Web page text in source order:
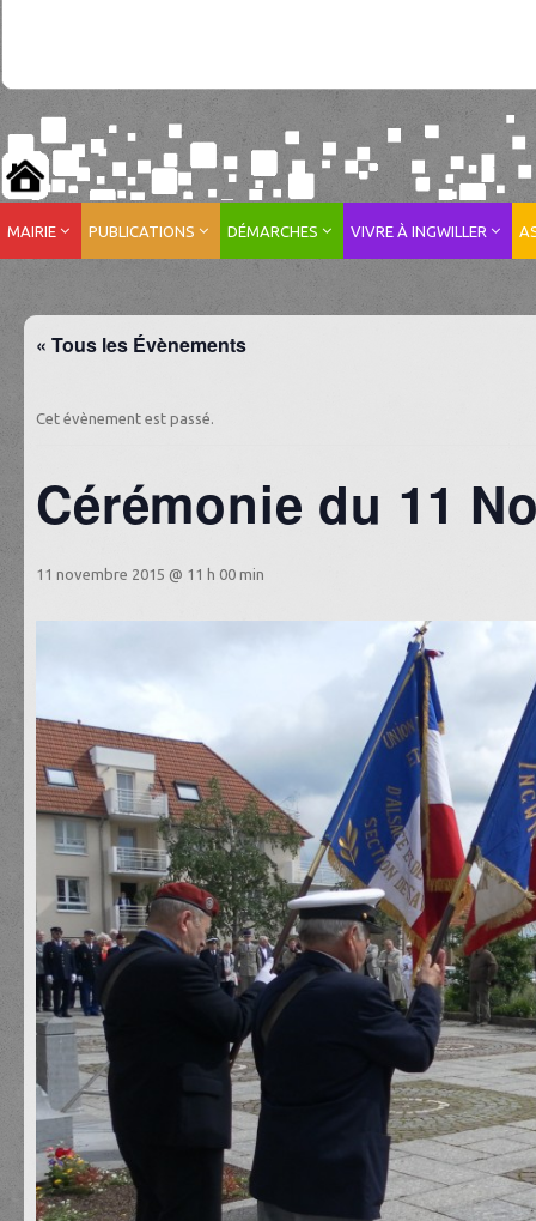
MAIRIE PUBLICATIONS DÉMARCHES VIVRE À INGWILLER
« Tous les Évènements
Cet évènement est passé.
Cérémonie du 11
11 novembre 2015 @ 11 h 00 min